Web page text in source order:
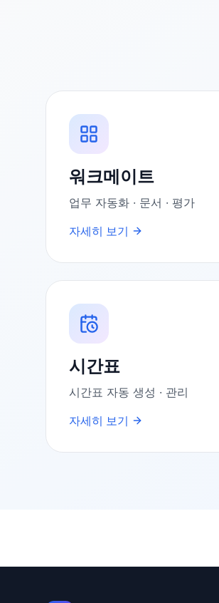
워크메이트
업무 자동화 · 문서 · 평가
자세히 보기
시간표
시간표 자동 생성 · 관리
자세히 보기